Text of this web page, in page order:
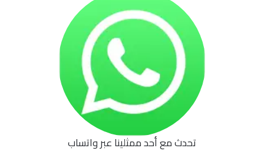
تحدث مع أحد ممثلينا عبر واتساب